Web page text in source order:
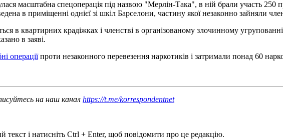
масштабна спецоперація під назвою "Мерлін-Така", в ній брали участь 250
в приміщенні однієї зі шкіл Барселони, частину якої незаконно зайняли
в квартирних крадіжках і членстві в організованому злочинному
в заяві.
операціїпроти незаконного перевезення наркотиків і затримали понад 60
на наш канал https://t.me/korrespondentnet
текст і натисніть Ctrl + Enter, щоб повідомити про це редакцію.